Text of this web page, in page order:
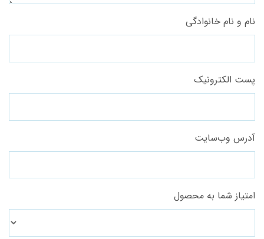
نام و نام خانوادگی
پست الکترونیک
آدرس وب‌سایت
امتیاز شما به محصول